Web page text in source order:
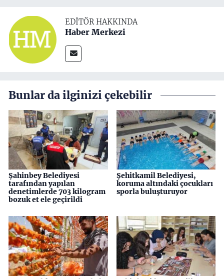
EDITÖR HAKKINDA
Haber Merkezi
Bunlar da ilginizi çekebilir
Şahinbey Belediyesi
tarafından yapılan
denetimlerde 703 kilogram
bozuk et ele geçirildi
Şehitkamil Belediyesi,
koruma altındaki çocukları
sporla buluşturuyor